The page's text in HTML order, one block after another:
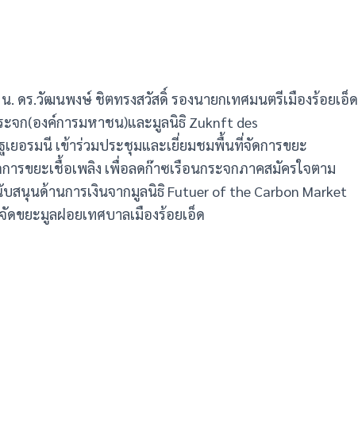
. ดร.วัฒนพงษ์ ชิตทรงสวัสดิ์ รองนายกเทศมนตรีเมืองร้อยเอ็ด
จก(องค์การมหาชน)และมูลนิธิ Zuknft des
ยอรมนี เข้าร่วมประชุมและเยี่ยมชมพื้นที่จัดการขยะ
ารขยะเชื้อเพลิง เพื่อลดก๊าซเรือนกระจกภาคสมัครใจตาม
สนุนด้านการเงินจากมูลนิธิ Futuer of the Carbon Market
ขยะมูลฝอยเทศบาลเมืองร้อยเอ็ด